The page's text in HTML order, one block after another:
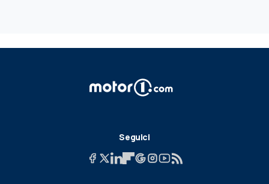
Seguici